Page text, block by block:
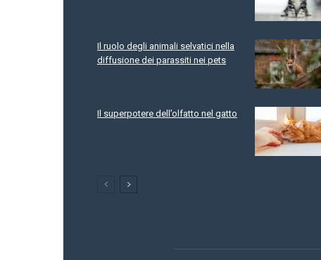
Il ruolo degli animali selvatici nella
diffusione dei parassiti nei pets
Il superpotere dell’olfatto nel gatto